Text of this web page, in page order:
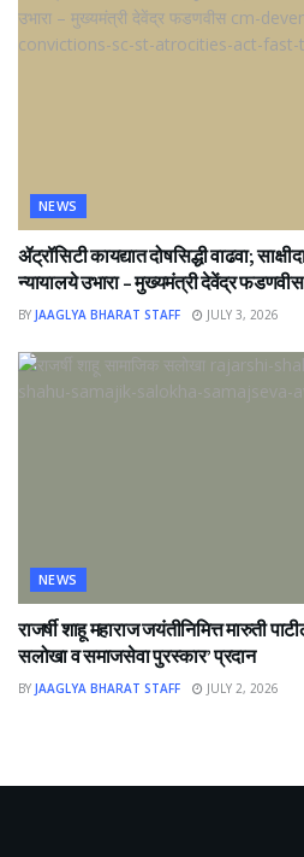
NEWS
ॲट्रॉसिटी कायद्यात दोषसिद्धी वाढवा;
न्यायालये उभारा – मुख्यमंत्री देवेंद्र फडणवीस
BY JAAGLYA BHARAT STAFF JULY 3, 2026
NEWS
राजर्षी शाहू महाराज जयंतीनिमित्त मारुती
सलोखा व समाजसेवा पुरस्कार’ प्रदान
BY JAAGLYA BHARAT STAFF JULY 2, 2026